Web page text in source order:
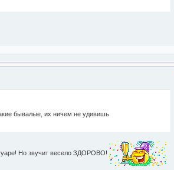
бывалые, их ничем не удивишь
Но звучит весело ЗДОРОВО!